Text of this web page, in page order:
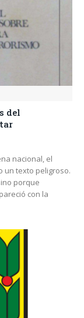
del
nacional, el
un texto peligroso.
porque
con la